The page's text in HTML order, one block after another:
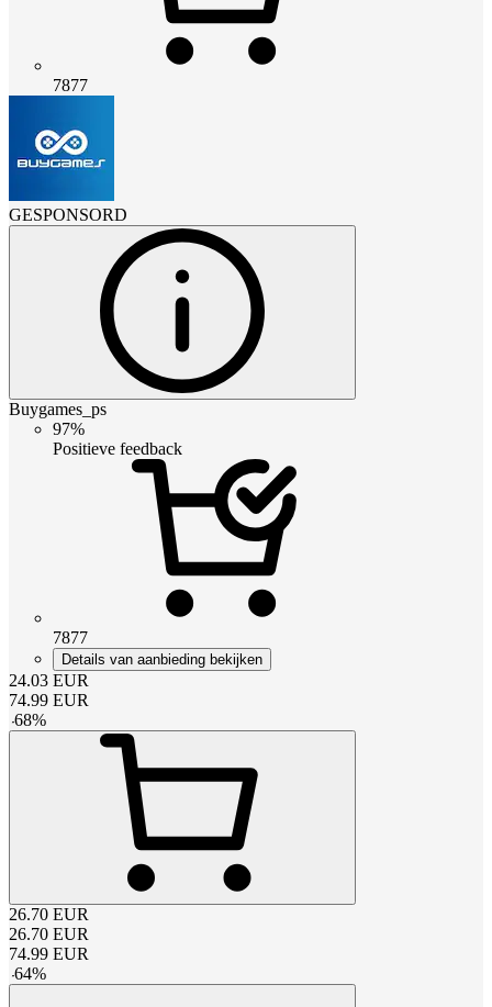
7877
GESPONSORD
Buygames_ps
97%
Positieve feedback
7877
Details van aanbieding bekijken
24.03 EUR
74.99 EUR
-68%
26.70 EUR
26.70 EUR
74.99 EUR
-64%